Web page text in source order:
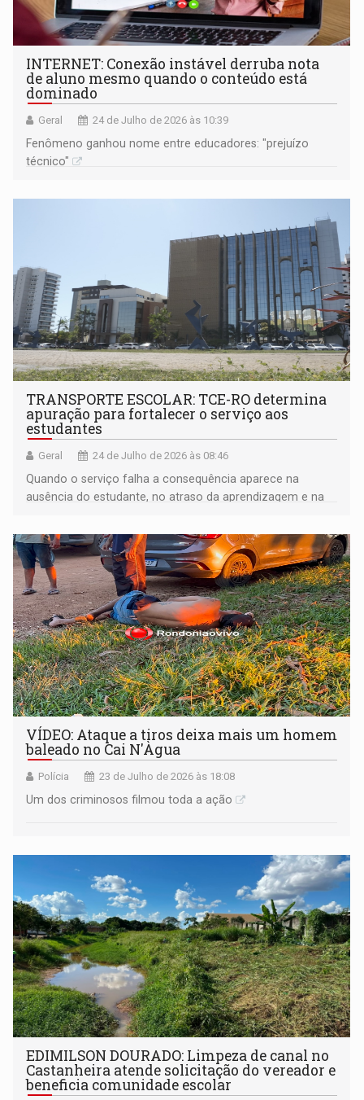
INTERNET: Conexão instável derruba nota
de aluno mesmo quando o conteúdo está
dominado
Geral 24 de Julho de 2026 às 10:39
Fenômeno ganhou nome entre educadores: "prejuízo
técnico"
TRANSPORTE ESCOLAR: TCE-RO determina
apuração para fortalecer o serviço aos
estudantes
Geral 24 de Julho de 2026 às 08:46
Quando o serviço falha a consequência aparece na
ausência do estudante, no atraso da aprendizagem e na
VÍDEO: Ataque a tiros deixa mais um homem
baleado no Cai N'Àgua
Polícia 23 de Julho de 2026 às 18:08
Um dos criminosos filmou toda a ação
EDIMILSON DOURADO: Limpeza de canal no
Castanheira atende solicitação do vereador e
beneficia comunidade escolar